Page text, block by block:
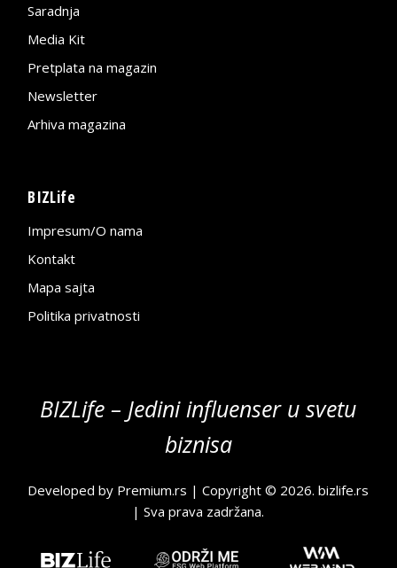
Saradnja
Media Kit
Pretplata na magazin
Newsletter
Arhiva magazina
BIZLife
Impresum/O nama
Kontakt
Mapa sajta
Politika privatnosti
BIZLife – Jedini influenser u svetu
biznisa
Developed by Premium.rs | Copyright © 2026.bizlife.rs
| Sva prava zadržana.